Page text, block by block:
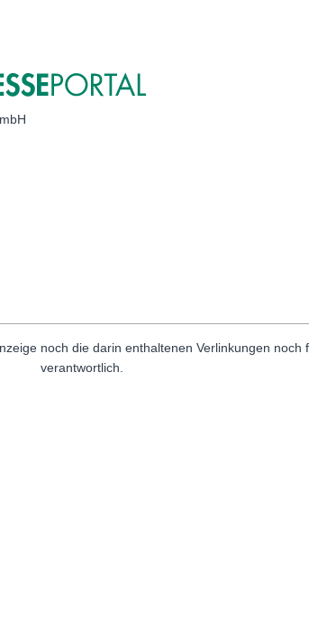
noch die darin enthaltenen Verlinkungen
verantwortlich.